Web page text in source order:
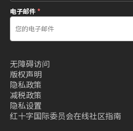
电子邮件*
无障碍访问
版权声明
隐私政策
减税政策
隐私设置
红十字国际委员会在线社区指南